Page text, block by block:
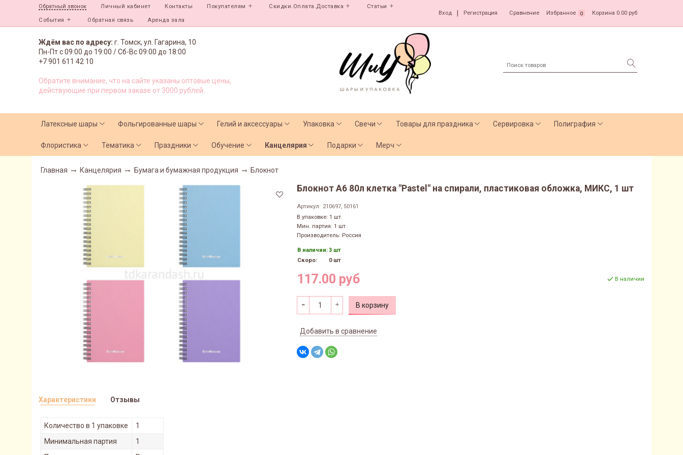
Обратный звонок Личный кабинет Контакты Покупателям Скидки.Оплата.Доставка Статьи
События Обратная связь Аренда зала
Вход Регистрация Сравнение Избранное 0 Корзина 0.00 руб
Ждём вас по адресу: г. Томск, ул. Гагарина, 10
Пн-Пт с09:00 до 19:00 /Сб-Вс 09:00 до 18:00
+7 901 611 42 10
Обратите внимание, что на сайте указаны оптовые цены,
действующие при первом заказе от 3000 рублей.
Латексные шары Фольгированные шары Гелий и аксессуары Упаковка Свечи Товары для праздника Сервировка Полиграфия
Флористика Тематика Праздники Обучение Канцелярия Подарки Мерч
Главная Канцелярия Бумага и бумажная продукция Блокнот
Блокнот А6 80л клетка "Pastel" на спирали, пластиковая обложка, МИКС, 1 шт
Артикул: 210697, 50161
В упаковке: 1 шт.
Мин. партия: 1 шт
Производитель: Россия
В наличии:3 шт
Скоро:
0 шт
117.00 руб В наличии
В корзину
Добавить в сравнение
Характеристики
Количество в 1 упаковке
1
Минимальная партия
1
Отзывы